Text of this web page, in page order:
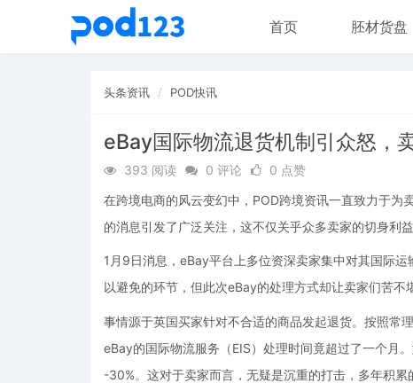
首页 胚材货盘
头条资讯 POD快讯
eBay国际物流退货机制引众怒，
393 阅读 0 评论 0 点赞
在跨境电商的风云变幻中，POD跨境资讯一直致力于
的消息引发了广泛关注，这不仅关乎众多卖家的切身利
1月9日消息，eBay平台上多位资深卖家集中对其国际
以避免的环节，但此次eBay的处理方式却让卖家们苦不
事情源于英国买家针对不合适的商品发起退货。按照常
eBay的国际物流服务（EIS）处理时间竟超过了一个月
-30%。这对于卖家而言，无疑是沉重的打击，多年积累